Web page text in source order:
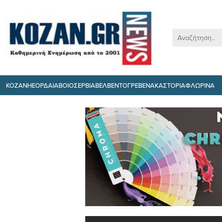
ΚΟΖΑΝΗΕΟΡΔΑΙΑΒΟΙΟΣΕΡΒΙΑΒΕΛΒΕΝΤΟΓΡΕΒΕΝΑΚΑΣΤΟΡΙΑΦΛΩΡΙΝΑ